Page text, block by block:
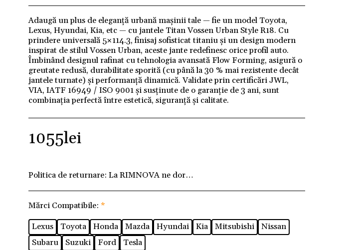
Adaugă un plus de eleganță urbană mașinii tale — fie un model Toyota,
Lexus, Hyundai, Kia, etc — cu jantele Titan Vossen Urban Style R18. Cu
prindere universală 5×114.3, finisaj sofisticat titaniu și un design modern
inspirat de stilul Vossen Urban, aceste jante redefinesc orice profil auto.
Îmbinând designul rafinat cu tehnologia avansată Flow Forming, asigură o
greutate redusă, durabilitate sporită (cu până la 30 % mai rezistente decât
jantele turnate) și performanță dinamică. Validate prin certificări JWL,
VIA, IATF 16949 / ISO 9001 și susținute de o garanție de 3 ani, sunt
combinația perfectă între estetică, siguranță și calitate.
1055lei
Politica de returnare: La RIMNOVA ne dorim ca fiecare client să fie pe
Mărci Compatibile: *
Lexus
Toyota Honda Mazda Hyundai Kia Mitsubishi
Nissan
Subaru
Suzuki Ford
Tesla